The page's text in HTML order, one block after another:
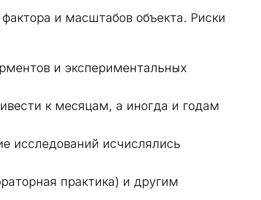
и масштабов объекта. Риски
и экспериментальных
к месяцам, а иногда и годам
исследований исчислялись
практика) и другим